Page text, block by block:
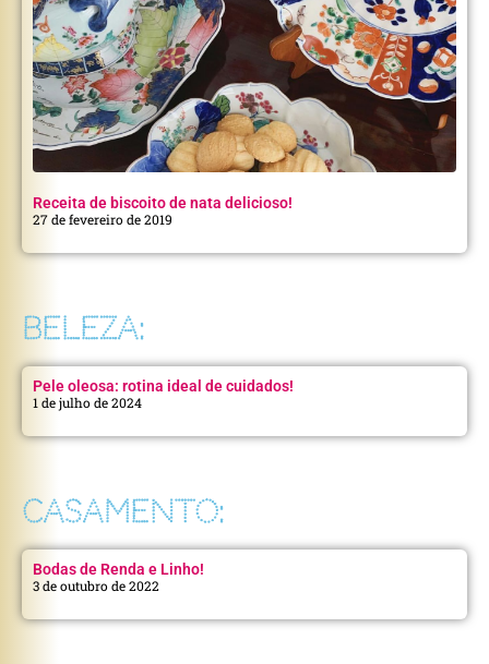
Receita de biscoito de nata delicioso!
27 de fevereiro de 2019
BELEZA:
Pele oleosa: rotina ideal de cuidados!
1 de julho de 2024
CASAMENTO:
Bodas de Renda e Linho!
3 de outubro de 2022